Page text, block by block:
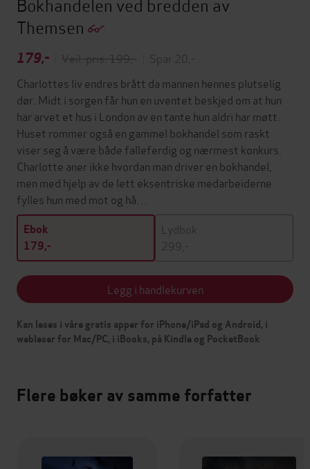
Themsen
179,- Veil. pris: 199,-
Spar 20,-
Charlottes liv endres brått da mannen hennes plutselig
dør. Midt i sorgen får hun en uventet beskjed om at hun
har arvet et hus i London av en tante hun aldri har møtt.
Huset rommer også en gammel bokhandel som raskt
viser seg å være både falleferdig og nærmest konkurs.
Charlotte aner ikke hvordan man driver en bokhandel,
men med hjelp av de lett eksentriske medarbeiderne
fylles hun med mot og hå…
Ebok
179,-
Lydbok
299,-
Legg i handlekurven
Kan leses i våre gratis apper for iPhone/iPad og Android, i
webleser for Mac/PC, i iBooks, på Kindle og PocketBook
Flere bøker av samme forfatter